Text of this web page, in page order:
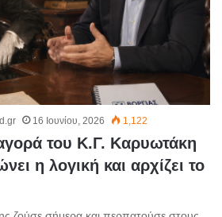
16 Ιουνίου, 2026 1,122
του Κ.Γ. Καρυωτάκη
η λογική και αρχίζει το